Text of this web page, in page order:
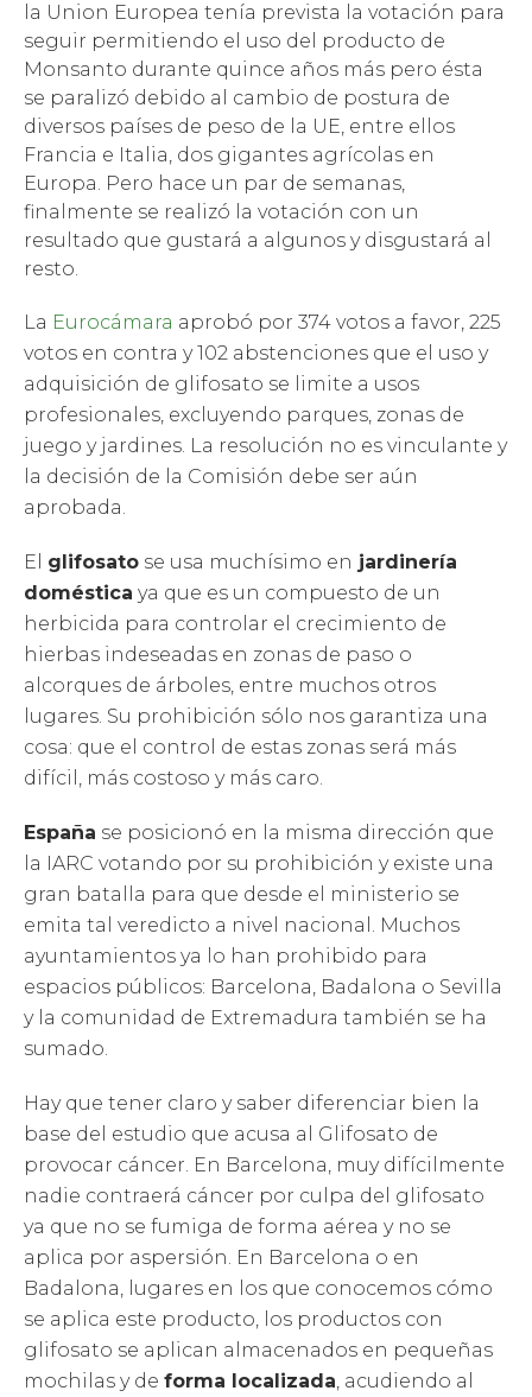
la Union Europea tenía prevista la votación para
seguir permitiendo el uso del producto de
Monsanto durante quince años más pero ésta
se paralizó debido al cambio de postura de
diversos países de peso de la UE, entre ellos
Francia e Italia, dos gigantes agrícolas en
Europa. Pero hace un par de semanas,
finalmente se realizó la votación con un
resultado que gustará a algunos y disgustará al
resto.
La Eurocámara aprobó por 374 votos a favor, 225
votos en contra y 102 abstenciones que el uso y
adquisición de glifosato se limite a usos
profesionales, excluyendo parques, zonas de
juego y jardines. La resolución no es vinculante y
la decisión de la Comisión debe ser aún
aprobada.
El glifosato se usa muchísimo en jardinería
doméstica ya que es un compuesto de un
herbicida para controlar el crecimiento de
hierbas indeseadas en zonas de paso o
alcorques de árboles, entre muchos otros
lugares. Su prohibición sólo nos garantiza una
cosa: que el control de estas zonas será más
difícil, más costoso y más caro.
España se posicionó en la misma dirección que
la IARC votando por su prohibición y existe una
gran batalla para que desde el ministerio se
emita tal veredicto a nivel nacional. Muchos
ayuntamientos ya lo han prohibido para
espacios públicos: Barcelona, Badalona o Sevilla
y la comunidad de Extremadura también se ha
sumado.
Hay que tener claro y saber diferenciar bien la
base del estudio que acusa al Glifosato de
provocar cáncer. En Barcelona, muy difícilmente
nadie contraerá cáncer por culpa del glifosato
ya que no se fumiga de forma aérea y no se
aplica por aspersión. En Barcelona o en
Badalona, lugares en los que conocemos cómo
se aplica este producto, los productos con
glifosato se aplican almacenados en pequeñas
mochilas y de forma localizada, acudiendo al